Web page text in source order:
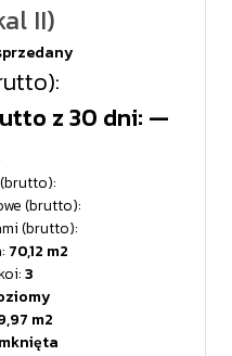
II)
z 30 dni: —
(brutto):
(brutto):
70,12
3